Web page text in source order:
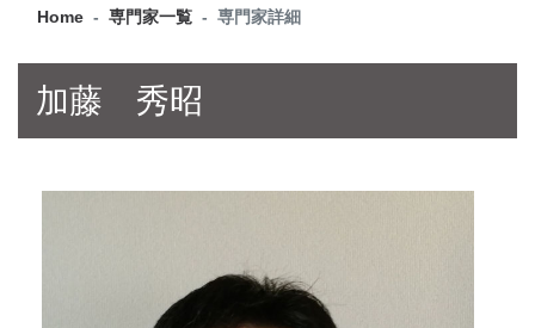
Q&A
Home 専門家一覧 専門家詳細
加藤 秀昭